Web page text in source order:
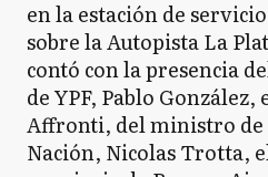
en la estación de
sobre la Autopista La
contó con la presencia
de YPF, Pablo González,
Affronti, del ministro de
Nación, Nicolas Trotta,